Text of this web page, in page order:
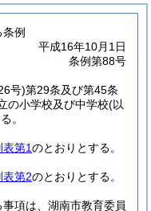
例
平成16年10月1日
条例第88号
号)第29条及び第45条
の小学校及び中学校(以
。
表第1のとおりとする。
表第2のとおりとする。
項は、湖南市教育委員